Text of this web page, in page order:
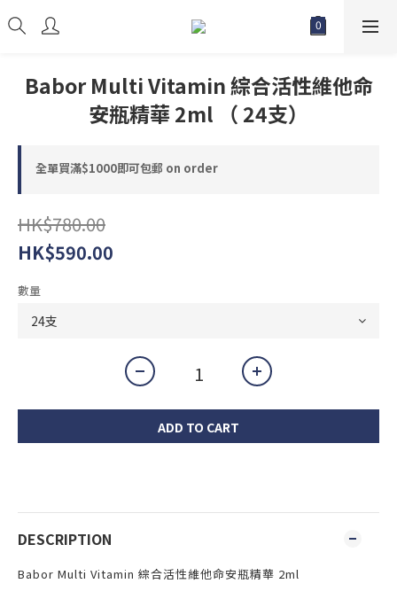
Babor Multi Vitamin 綜合活性維他命
安瓶精華 2ml （ 24支）
全單買滿$1000即可包郵 on order
HK$780.00
HK$590.00
數量
ADD TO CART
DESCRIPTION
Babor Multi Vitamin 綜合活性維他命安瓶精華 2ml